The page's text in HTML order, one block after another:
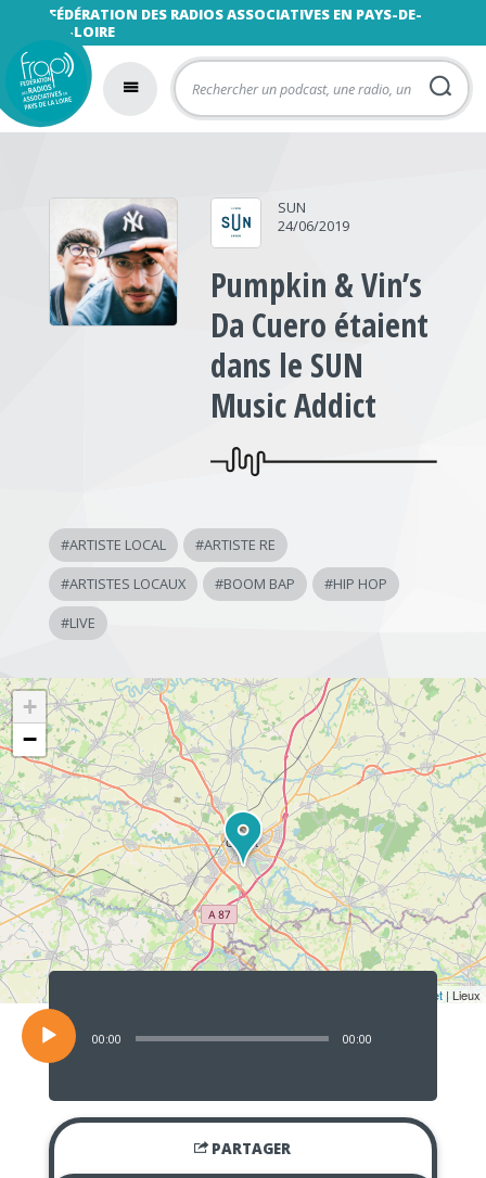
FÉDÉRATION DES RADIOS ASSOCIATIVES EN PAYS-DE-
LA-LOIRE
SUN
24/06/2019
Pumpkin & Vin’s
Da Cuero étaient
dans le SUN
Music Addict
#ARTISTE LOCAL #ARTISTE RE
#ARTISTES LOCAUX #BOOM BAP #HIP HOP
#LIVE
+
−
Leaflet | Lieux
Lecteur
00:00 00:00
PARTAGER